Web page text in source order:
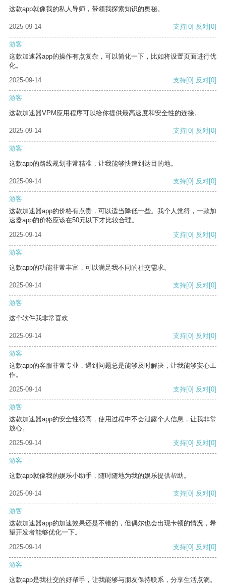
这款app就像我的私人导师，带领我探索知识的奥秘。
2025-09-14 支持[0] 反对[0]
游客
这款加速器app的操作有点复杂，可以简化一下，比如将设置页面进行优
化。
2025-09-14
支持[0] 反对[0]
游客
这款加速器VPM应用程序可以给你提供最高速度和安全性的连接。
2025-09-14 支持[0] 反对[0]
游客
这款app的路线规划非常精准，让我能够快速到达目的地。
2025-09-14 支持[0] 反对[0]
游客
这款加速器app的价格有点贵，可以适当降低一些。我个人觉得，一款加
速器app的价格应该在50元以下才比较合理。
2025-09-14
支持[0] 反对[0]
游客
这款app的功能非常丰富，可以满足我不同的社交需求。
2025-09-14 支持[0] 反对[0]
游客
这个软件我非常喜欢
2025-09-14 支持[0] 反对[0]
游客
这款app的客服非常专业，遇到问题总是能够及时解决，让我能够安心工
作。
2025-09-14
支持[0] 反对[0]
游客
这款加速器app的安全性很高，使用过程中不会泄露个人信息，让我非常
放心。
2025-09-14
支持[0] 反对[0]
游客
这款app就像我的娱乐小助手，随时随地为我的娱乐提供帮助。
2025-09-14 支持[0] 反对[0]
游客
这款加速器app的加速效果还是不错的，但偶尔也会出现卡顿的情况，希
望开发者能够优化一下。
2025-09-14
支持[0] 反对[0]
游客
这款app是我社交的好帮手，让我能够与朋友保持联系，分享生活点滴。